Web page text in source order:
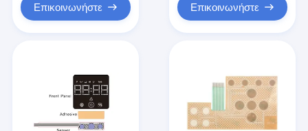
Επικοινωνήστε Επικοινωνήστε